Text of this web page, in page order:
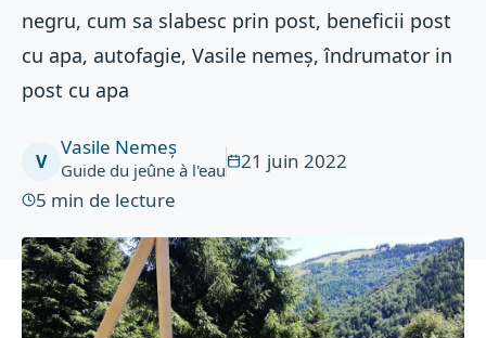
negru, cum sa slabesc prin post, beneficii post
cu apa, autofagie, Vasile nemeș, îndrumator in
post cu apa
V
Vasile Nemeș
Guide du jeûne à l'eau
21 juin 2022
5 min de lecture